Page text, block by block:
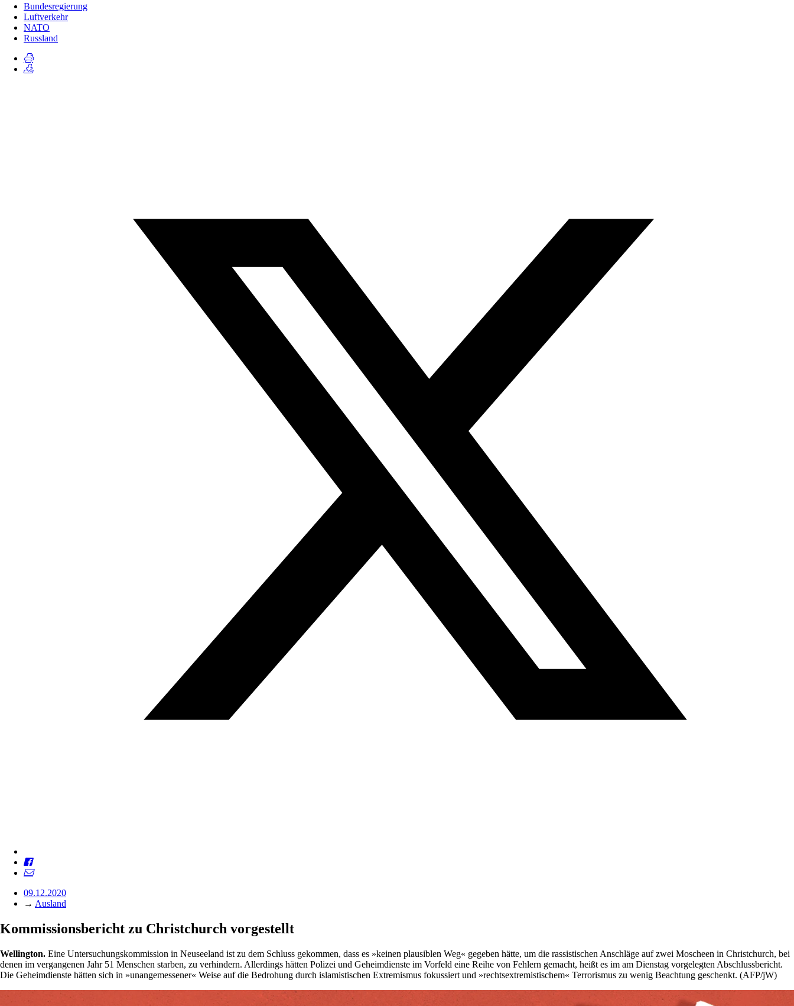
Bundesregierung
Luftverkehr
NATO
Russland
09.12.2020
→ Ausland
Kommissionsbericht zu Christchurch vorgestellt
Wellington. Eine Untersuchungskommission in Neuseeland ist zu dem Schluss gekommen, dass es »keinen plausiblen Weg« gegeben hätte, um die rassistischen Anschläge auf zwei Moscheen in Christchurch, bei
denen im vergangenen Jahr 51 Menschen starben, zu verhindern. Allerdings hätten Polizei und Geheimdienste im Vorfeld eine Reihe von Fehlern gemacht, heißt es im am Dienstag vorgelegten Abschlussbericht.
Die Geheimdienste hätten sich in »unangemessener« Weise auf die Bedrohung durch islamistischen Extremismus fokussiert und »rechtsextremistischem« Terrorismus zu wenig Beachtung geschenkt. (AFP/jW)